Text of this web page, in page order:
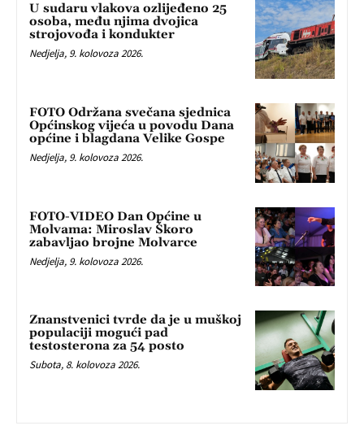
U sudaru vlakova ozlijeđeno 25
osoba, među njima dvojica
strojovođa i kondukter
Nedjelja, 9. kolovoza 2026.
FOTO Održana svečana sjednica
Općinskog vijeća u povodu Dana
općine i blagdana Velike Gospe
Nedjelja, 9. kolovoza 2026.
FOTO-VIDEO Dan Općine u
Molvama: Miroslav Škoro
zabavljao brojne Molvarce
Nedjelja, 9. kolovoza 2026.
Znanstvenici tvrde da je u muškoj
populaciji mogući pad
testosterona za 54 posto
Subota, 8. kolovoza 2026.